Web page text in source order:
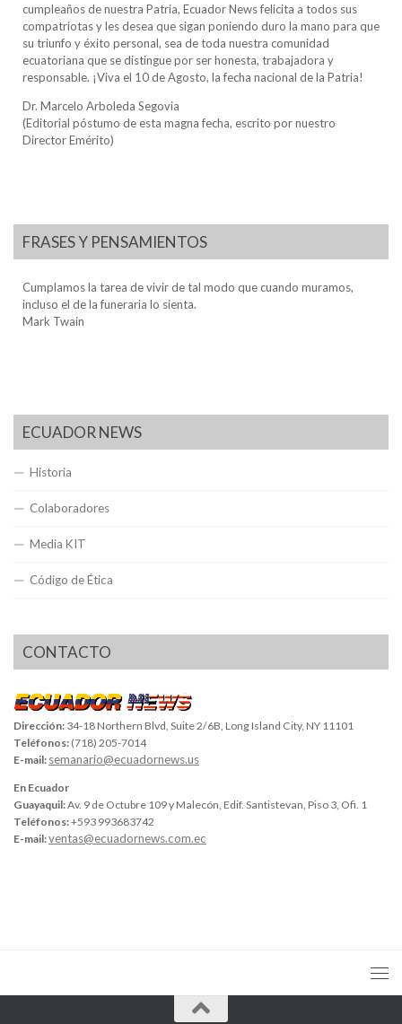
cumpleaños de nuestra Patria, Ecuador News felicita a todos sus
compatriotas y les desea que sigan poniendo duro la mano para que
su triunfo y éxito personal, sea de toda nuestra comunidad
ecuatoriana que se distingue por ser honesta, trabajadora y
responsable. ¡Viva el 10 de Agosto, la fecha nacional de la Patria!
Dr. Marcelo Arboleda Segovia
(Editorial póstumo de esta magna fecha, escrito por nuestro
Director Emérito)
FRASES Y PENSAMIENTOS
Cumplamos la tarea de vivir de tal modo que cuando muramos,
incluso el de la funeraria lo sienta.
Mark Twain
ECUADOR NEWS
Historia
Colaboradores
Media KIT
Código de Ética
CONTACTO
Dirección: 34-18 Northern Blvd, Suite 2/6B, Long Island City, NY 11101
Teléfonos: (718) 205-7014
E-mail: semanario@ecuadornews.us
En Ecuador
Guayaquil:Av. 9 de Octubre 109 y Malecón, Edif. Santistevan, Piso 3, Ofi. 1
Teléfonos:+593 993683742
E-mail:ventas@ecuadornews.com.ec